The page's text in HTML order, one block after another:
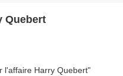
Quebert